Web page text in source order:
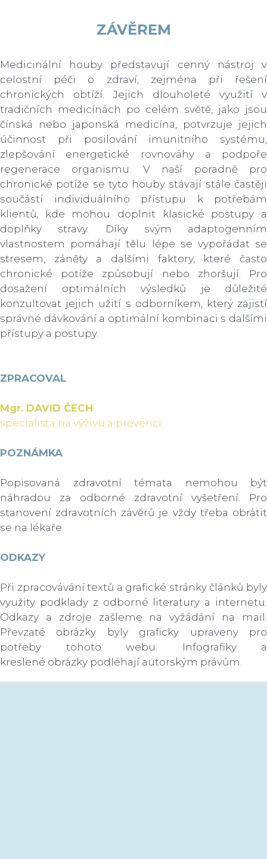
ZÁVĚREM
Medicinální houby představují cenný nástroj v
celostní péči o zdraví, zejména při řešení
chronických obtíží. Jejich dlouholeté využití v
tradičních medicínách po celém světě, jako jsou
čínská nebo japonská medicína, potvrzuje jejich
účinnost při posilování imunitního systému,
zlepšování energetické rovnováhy a podpoře
regenerace organismu. V naší poradně pro
chronické potíže se tyto houby stávají stále častěji
součástí individuálního přístupu k potřebám
klientů, kde mohou doplnit klasické postupy a
doplňky stravy. Díky svým adaptogenním
vlastnostem pomáhají tělu lépe se vypořádat se
stresem, záněty a dalšími faktory, které často
chronické potíže způsobují nebo zhoršují. Pro
dosažení optimálních výsledků je důležité
konzultovat jejich užití s odborníkem, který zajistí
správné dávkování a optimální kombinaci s dalšími
přístupy a postupy.
ZPRACOVAL
Mgr. DAVID ČECH
specialista na výživu a prevenci
POZNÁMKA
Popisovaná zdravotní témata nemohou být
náhradou za odborné zdravotní vyšetření. Pro
stanovení zdravotních závěrů je vždy třeba obrátit
se na lékaře.​
ODKAZY
Při zpracovávání textů a grafické stránky článků byly
využity podklady z odborné literatury a internetu.
Odkazy a zdroje zašleme na vyžádání na mail.
Převzaté obrázky byly graficky upraveny pro
potřeby tohoto webu. Infografiky a
kreslené obrázky podléhají autorským právům.